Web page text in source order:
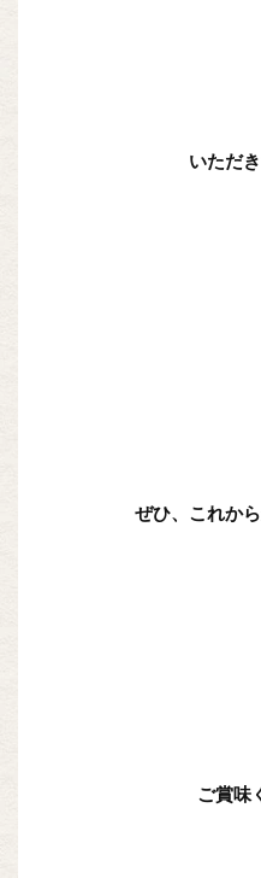
いただ
ぜひ、これか
ご賞味